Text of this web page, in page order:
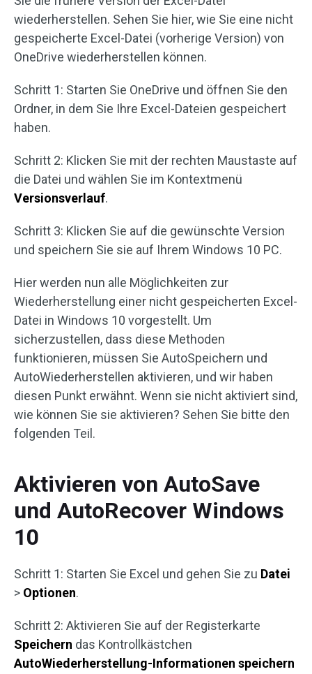
wiederherstellen. Sehen Sie hier, wie Sie eine nicht
gespeicherte Excel-Datei (vorherige Version) von
OneDrive wiederherstellen können.
Schritt 1: Starten Sie OneDrive und öffnen Sie den
Ordner, in dem Sie Ihre Excel-Dateien gespeichert
haben.
Schritt 2: Klicken Sie mit der rechten Maustaste auf
die Datei und wählen Sie im Kontextmenü
Versionsverlauf.
Schritt 3: Klicken Sie auf die gewünschte Version
und speichern Sie sie auf Ihrem Windows 10 PC.
Hier werden nun alle Möglichkeiten zur
Wiederherstellung einer nicht gespeicherten Excel-
Datei in Windows 10 vorgestellt. Um
sicherzustellen, dass diese Methoden
funktionieren, müssen Sie AutoSpeichern und
AutoWiederherstellen aktivieren, und wir haben
diesen Punkt erwähnt. Wenn sie nicht aktiviert sind,
wie können Sie sie aktivieren? Sehen Sie bitte den
folgenden Teil.
Aktivieren von AutoSave
und AutoRecover Windows
10
Schritt 1: Starten Sie Excel und gehen Sie zu Datei
> Optionen.
Schritt 2: Aktivieren Sie auf der Registerkarte
Speichern das Kontrollkästchen
AutoWiederherstellung-Informationen speichern